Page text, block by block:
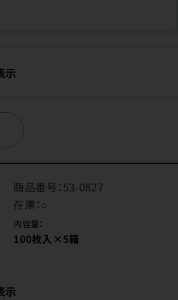
示
商品番号：53-0827
在庫：○
内容量：
100枚入×5箱
示